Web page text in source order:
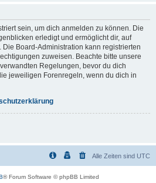
sein, um dich anmelden zu können. Die
erledigt und ermöglicht dir, auf
Board-Administration kann registrierten
zuweisen. Beachte bitte unsere
Regelungen, bevor du dich
jeweiligen Forenregeln, wenn du dich in
Alle Zeiten sind UTC
® Forum Software © phpBB Limited